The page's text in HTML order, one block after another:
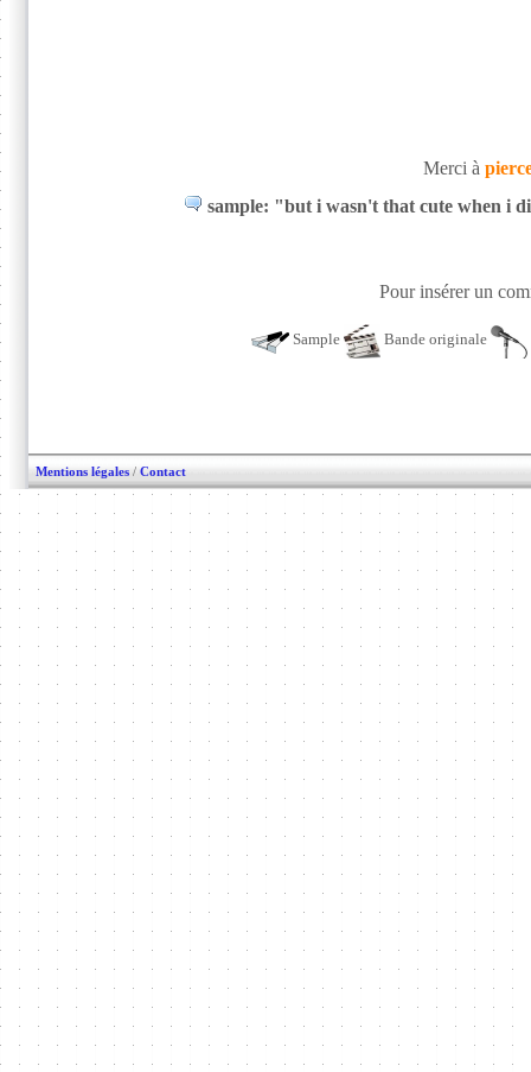
Merci à
sample: "but i wasn't that cute when i
Pour insérer un
Sample Bande originale
Mentions légales / Contact